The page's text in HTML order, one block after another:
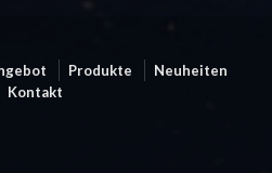
Produkte
Neuheiten
Kontakt